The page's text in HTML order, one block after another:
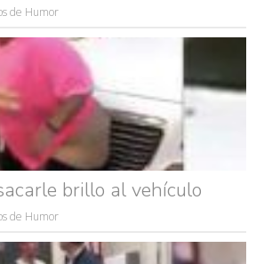
de Humor
brillo al vehículo
de Humor